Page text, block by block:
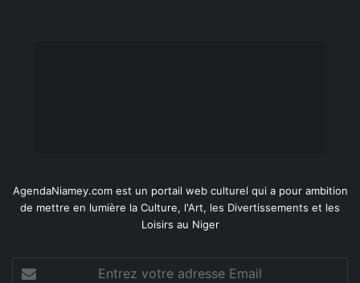
AgendaNiamey.com est un portail web culturel qui a pour ambition
de mettre en lumière la Culture, l'Art, les Divertissements et les
Loisirs au Niger
Entrez